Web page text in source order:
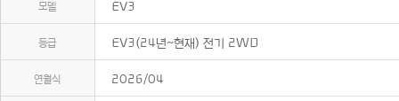
모델 EV3
등급 EV3(24년~현재) 전기 2WD
연월식 2026/04